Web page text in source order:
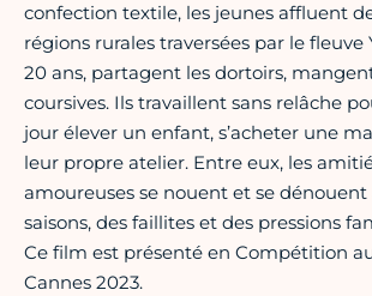
confection textile, les jeunes affluent
régions rurales traversées par le fleuve
20 ans, partagent les dortoirs,
coursives. Ils travaillent sans relâche
jour élever un enfant, s’acheter une
leur propre atelier. Entre eux, les
amoureuses se nouent et se dénouent
saisons, des faillites et des pressions
Ce film est présenté en Compétition
Cannes 2023.